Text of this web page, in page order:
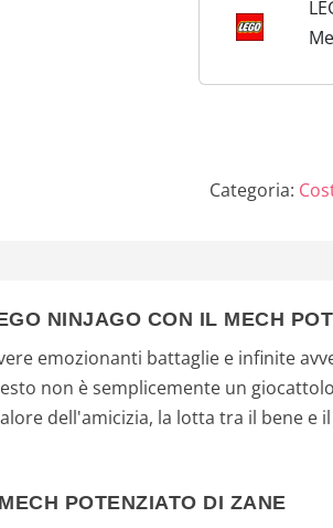
Categoria:
NINJAGO CON IL MECH
emozionanti battaglie e infinite
non è semplicemente un
dell'amicizia, la lotta tra il bene e
POTENZIATO DI ZANE